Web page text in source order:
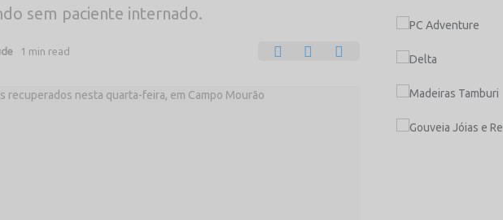
sem paciente internado.
1 min read